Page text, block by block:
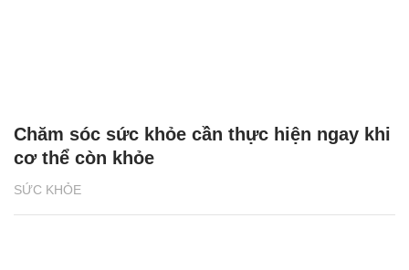
SỨC KHỎE
Chăm sóc sức khỏe cần thực hiện ngay khi
cơ thể còn khỏe